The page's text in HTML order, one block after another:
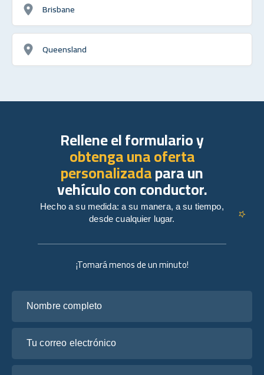
Brisbane
Queensland
¡Tomará menos de un minuto!
Rellene el formulario y
obtenga una oferta
personalizadapara un
vehículo con conductor.
Hecho a su medida: a su manera, a su tiempo,
desde cualquier lugar.